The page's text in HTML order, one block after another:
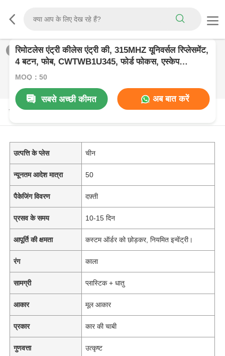
/0
रिमोटलेस एंट्री कीलेस एंट्री की, 315MHZ यूनिवर्सल रिप्लेसमेंट,
4 बटन, फोब, CWTWB1U345, फोर्ड फोकस, एस्केप
एक्सप्लोरर के लिए
MOQ：50
सबसे अच्छी कीमत
अब बात करें
उत्पाद विवरण
उत्पत्ति के प्लेस चीन
न्यूनतम आदेश मात्रा 50
पैकेजिंग विवरण दफ़्ती
प्रसव के समय 10-15 दिन
आपूर्ति की क्षमता कस्टम ऑर्डर को छोड़कर, नियमित इन्वेंट्री।
रंग काला
सामग्री प्लास्टिक + धातु
आकार मूल आकार
प्रकार कार की चाबी
गुणवत्ता उत्कृष्ट